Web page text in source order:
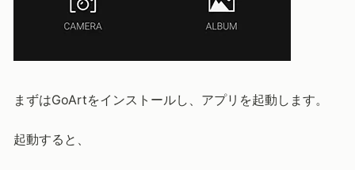
まずはGoArtをインストールし、アプリを起動します。
起動すると、